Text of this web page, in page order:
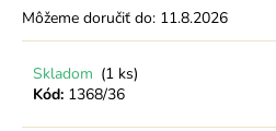
Môžeme doručiť do: 11.8.2026
Skladom (1 ks)
Kód: 1368/36